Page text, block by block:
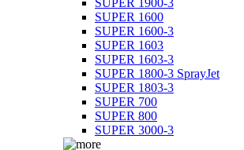
SUPER 1600
SUPER 1600-3
SUPER 1603
SUPER 1603-3
SUPER 1800-3 SprayJet
SUPER 1803-3
SUPER 700
SUPER 800
SUPER 3000-3